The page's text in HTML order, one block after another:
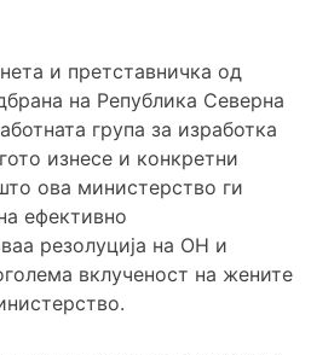
и претставничка од
на Република Северна
група за изработка
изнесе и конкретни
ова министерство ги
ефективно
резолуција на ОН и
вклученост на жените